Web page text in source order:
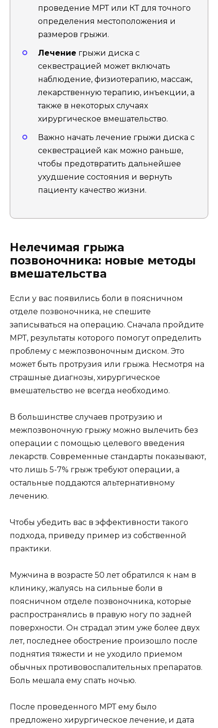
проведение МРТ или КТ для точного
определения местоположения и
размеров грыжи.
Лечение грыжи диска с
секвестрацией может включать
наблюдение, физиотерапию, массаж,
лекарственную терапию, инъекции, а
также в некоторых случаях
хирургическое вмешательство.
Важно начать лечение грыжи диска с
секвестрацией как можно раньше,
чтобы предотвратить дальнейшее
ухудшение состояния и вернуть
пациенту качество жизни.
Нелечимая грыжа
позвоночника: новые методы
вмешательства
Если у вас появились боли в поясничном
отделе позвоночника, не спешите
записываться на операцию. Сначала пройдите
МРТ, результаты которого помогут определить
проблему с межпозвоночным диском. Это
может быть протрузия или грыжа. Несмотря на
страшные диагнозы, хирургическое
вмешательство не всегда необходимо.
В большинстве случаев протрузию и
межпозвоночную грыжу можно вылечить без
операции с помощью целевого введения
лекарств. Современные стандарты показывают,
что лишь 5-7% грыж требуют операции, а
остальные поддаются альтернативному
лечению.
Чтобы убедить вас в эффективности такого
подхода, приведу пример из собственной
практики.
Мужчина в возрасте 50 лет обратился к нам в
клинику, жалуясь на сильные боли в
поясничном отделе позвоночника, которые
распространялись в правую ногу по задней
поверхности. Он страдал этим уже более двух
лет, последнее обострение произошло после
поднятия тяжести и не уходило приемом
обычных противовоспалительных препаратов.
Боль мешала ему спать ночью.
После проведенного МРТ ему было
предложено хирургическое лечение, и дата